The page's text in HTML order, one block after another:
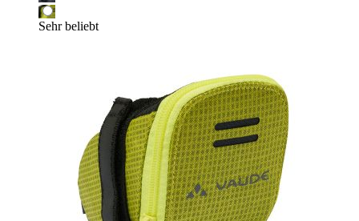
Sehr beliebt